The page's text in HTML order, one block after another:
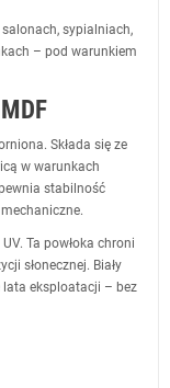
sypialniach,
– pod warunkiem
Składa się ze
w warunkach
stabilność
Ta powłoka chroni
słonecznej. Biały
lata eksploatacji – bez